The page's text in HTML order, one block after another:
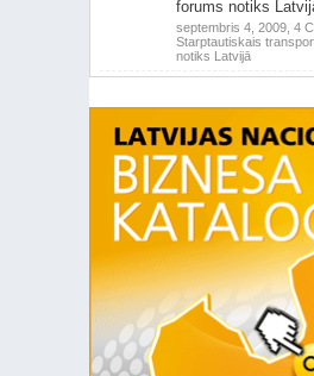
forums notiks
septembris 4, 2009, 4
Starptautiskais
notiks Latvijā